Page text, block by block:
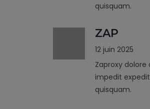
quisquam.
ZAP
12 juin 2025
Zaproxy dolore
impedit
quisquam.